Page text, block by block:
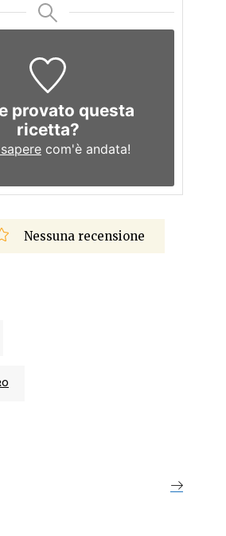
provato questa
ricetta?
com'è andata!
Nessuna recensione